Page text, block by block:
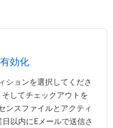
効化
ションを選択してくださ
そしてチェックアウトを
ンスファイルとアクティ
以内にEメールで送信さ